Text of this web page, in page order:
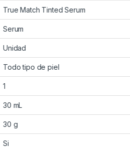
True Match Tinted Serum
Serum
Unidad
Todo tipo de piel
1
30 mL
30 g
Si